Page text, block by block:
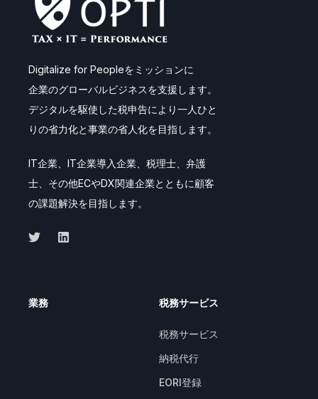
Digitalize for Peopleをミッションに
企業のグローバルビジネスを支援します。
デジタルを駆使した税申告により一人ひと
りの省力化と事業の省人化を目指します。
IT企業、IT企業導入企業、税理士、弁護
士、その他ECやDX関連企業とともに顧客
の課題解決を目指します。
業務 税務サービス
税務サービス
納税代行
EORI登録